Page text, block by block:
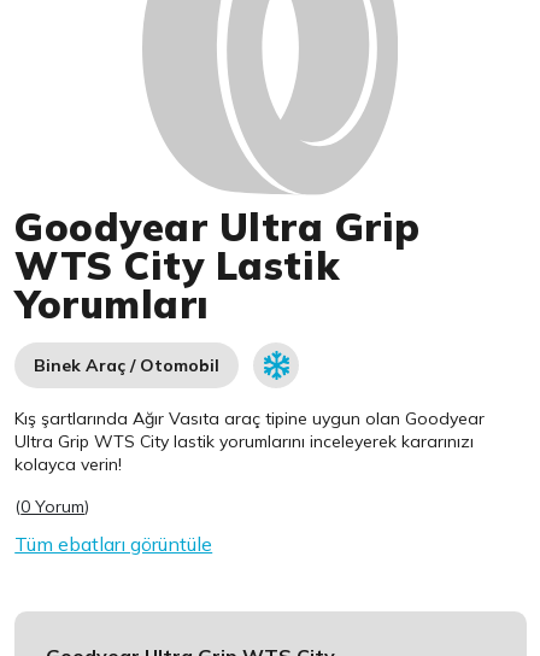
Goodyear Ultra Grip
WTS City Lastik
Yorumları
Binek Araç / Otomobil
Kış şartlarında Ağır Vasıta araç tipine uygun olanGoodyear
Ultra Grip WTS City lastik yorumlarını inceleyerek kararınızı
kolayca verin!
(0 Yorum)
Tüm ebatları görüntüle